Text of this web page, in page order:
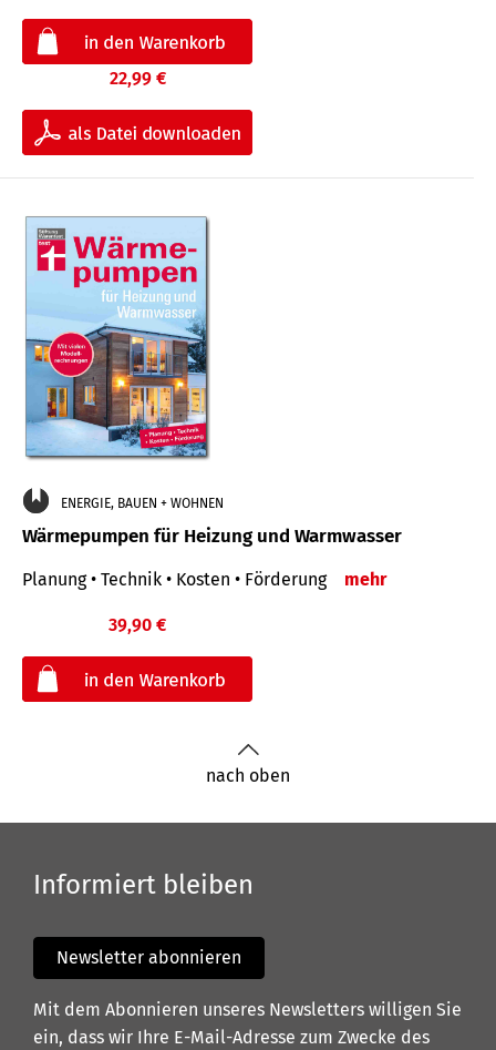
22,99 €
ENERGIE, BAUEN + WOHNEN
Wärmepumpen für Heizung und Warmwasser
Planung • Technik • Kosten • Förderung mehr
39,90 €
nach oben
Informiert bleiben
Newsletter abonnieren
Mit dem Abonnieren unseres Newsletters willigen Sie
ein, dass wir Ihre E-Mail-Adresse zum Zwecke des